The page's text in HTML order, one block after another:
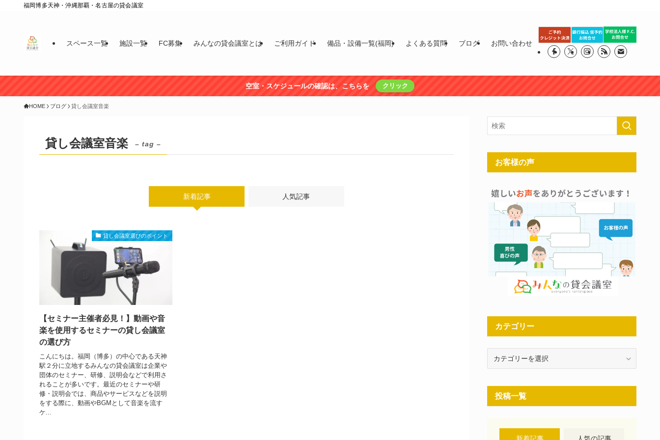
福岡博多天神・沖縄那覇・名古屋の貸会議室
スペース一覧 施設一覧 FC募集 みんなの貸会議室とは ご利用ガイド 備品・設備一覧(福岡) よくある質問 ブログ お問い合わせ
空室・スケジュールの確認は、こちらを クリック
HOME ブログ 貸し会議室音楽
貸し会議室音楽 – tag –
新着記事 人気記事
貸し会議室選びのポイント
【セミナー主催者必見！】動画や音
楽を使用するセミナーの貸し会議室
の選び方
こんにちは。福岡（博多）の中心である天神
駅２分に立地するみんなの貸会議室は企業や
団体のセミナー、研修、説明会などで利用さ
れることが多いです。最近のセミナーや研
修・説明会では、商品やサービスなどを説明
をする際に、動画やBGMとして音楽を流す
ケ...
お客様の声
カテゴリー
リ
投稿一覧